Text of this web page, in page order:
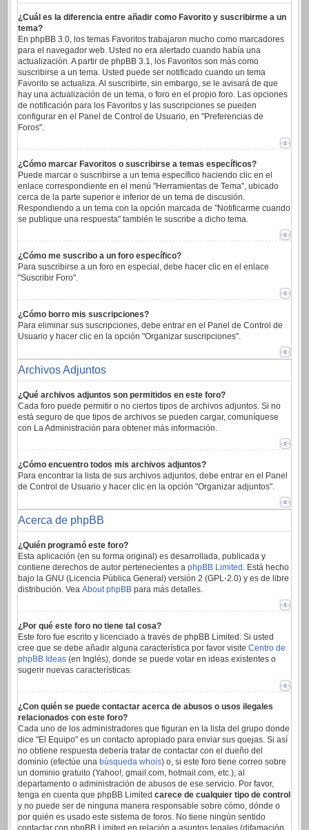
¿Cuál es la diferencia entre añadir como Favorito y suscribirme a un
tema?
En phpBB 3.0, los temas Favoritos trabajaron mucho como marcadores
para el navegador web. Usted no era alertado cuando había una
actualización. A partir de phpBB 3.1, los Favoritos son más como
suscribirse a un tema. Usted puede ser notificado cuando un tema
Favorito se actualiza. Al suscribirte, sin embargo, se le avisará de que
hay una actualización de un tema, o foro en el propio foro. Las opciones
de notificación para los Favoritos y las suscripciones se pueden
configurar en el Panel de Control de Usuario, en "Preferencias de
Foros".
¿Cómo marcar Favoritos o suscribirse a temas específicos?
Puede marcar o suscribirse a un tema específico haciendo clic en el
enlace correspondiente en el menú "Herramientas de Tema", ubicado
cerca de la parte superior e inferior de un tema de discusión.
Respondiendo a un tema con la opción marcada de "Notificarme cuando
se publique una respuesta" también le suscribe a dicho tema.
¿Cómo me suscribo a un foro específico?
Para suscribirse a un foro en especial, debe hacer clic en el enlace
"Suscribir Foro".
¿Cómo borro mis suscripciones?
Para eliminar sus suscripciones, debe entrar en el Panel de Control de
Usuario y hacer clic en la opción "Organizar suscripciones".
Archivos Adjuntos
¿Qué archivos adjuntos son permitidos en este foro?
Cada foro puede permitir o no ciertos tipos de archivos adjuntos. Si no
está seguro de que tipos de archivos se pueden cargar, comuníquese
con La Administración para obtener más información.
¿Cómo encuentro todos mis archivos adjuntos?
Para encontrar la lista de sus archivos adjuntos, debe entrar en el Panel
de Control de Usuario y hacer clic en la opción "Organizar adjuntos".
Acerca de phpBB
¿Quién programó este foro?
Esta aplicación (en su forma original) es desarrollada, publicada y
contiene derechos de autor pertenecientes a phpBB Limited . Está hecho
bajo la GNU (Licencia Pública General) versión 2 (GPL-2.0) y es de libre
distribución. Vea About phpBB para más detalles.
¿Por qué este foro no tiene tal cosa?
Este foro fue escrito y licenciado a través de phpBB Limited. Si usted
cree que se debe añadir alguna característica por favor visite Centro de
phpBB Ideas (en Inglés), donde se puede votar en ideas existentes o
sugerir nuevas características.
¿Con quién se puede contactar acerca de abusos o usos ilegales
relacionados con este foro?
Cada uno de los administradores que figuran en la lista del grupo donde
dice "El Equipo" es un contacto apropiado para enviar sus quejas. Si así
no obtiene respuesta debería tratar de contactar con el dueño del
dominio (efectúe una búsqueda whois) o, si este foro tiene correo sobre
un dominio gratuito (Yahoo!, gmail.com, hotmail.com, etc.), al
departamento o administración de abusos de ese servicio. Por favor,
tenga en cuenta que phpBB Limited carece de cualquier tipo de control
y no puede ser de ninguna manera responsable sobre cómo, dónde o
por quién es usado este sistema de foros. No tiene ningún sentido
contactar con phpBB Limited en relación a asuntos legales (difamación,